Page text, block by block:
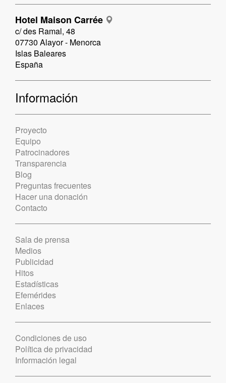
Hotel Maison Carrée
c/ des Ramal, 48
07730 Alayor - Menorca
Islas Baleares
España
Información
Proyecto
Equipo
Patrocinadores
Transparencia
Blog
Preguntas frecuentes
Hacer una donación
Contacto
Sala de prensa
Medios
Publicidad
Hitos
Estadísticas
Efemérides
Enlaces
Condiciones de uso
Política de privacidad
Información legal